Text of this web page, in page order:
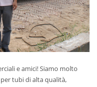
e amici! Siamo molto
tubi di alta qualità,